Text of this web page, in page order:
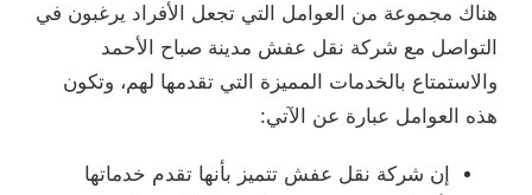
هناك مجموعة من العوامل التي تجعل الأفراد يرغبون في
التواصل مع شركة نقل عفش مدينة صباح الأحمد
والاستمتاع بالخدمات المميزة التي تقدمها لهم، وتكون
هذه العوامل عبارة عن الآتي:
إن شركة نقل عفش تتميز بأنها تقدم خدماتها